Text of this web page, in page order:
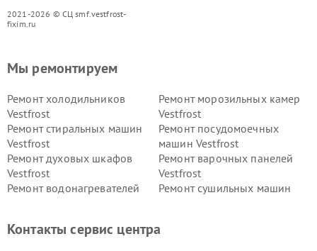
2021-2026 © СЦ smf.vestfrost-
fixim.ru
Мы ремонтируем
Ремонт холодильников
Vestfrost
Ремонт морозильных камер
Vestfrost
Ремонт стиральных машин
Vestfrost
Ремонт посудомоечных
машин Vestfrost
Ремонт духовых шкафов
Vestfrost
Ремонт варочных панелей
Vestfrost
Ремонт водонагревателей
Ремонт сушильных машин
Vestfrost
Контакты сервис центра